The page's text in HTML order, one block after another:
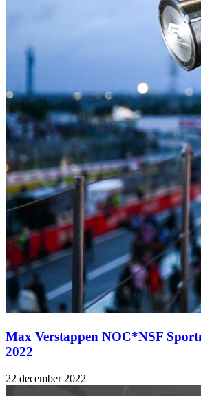
Max Verstappen NOC*NSF
2022
22 december 2022